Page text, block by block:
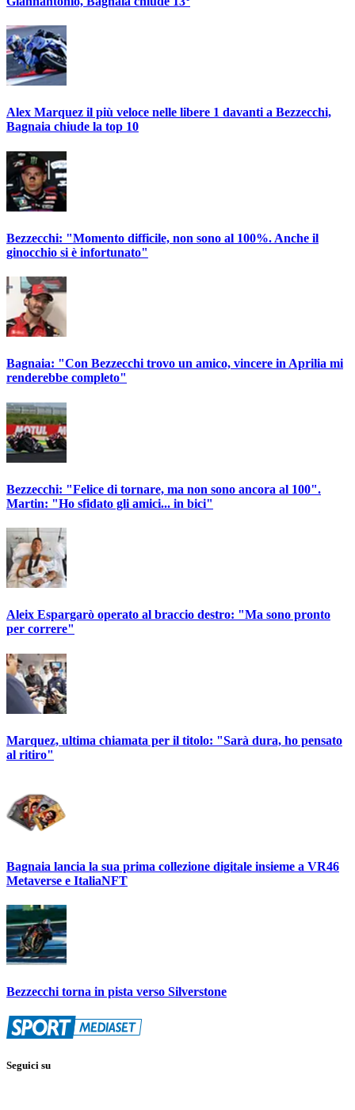
Alex Marquez il più veloce nelle libere 1 davanti a Bezzecchi,
Bagnaia chiude la top 10
Bezzecchi: "Momento difficile, non sono al 100%. Anche il
ginocchio si è infortunato"
Bagnaia: "Con Bezzecchi trovo un amico, vincere in Aprilia mi
renderebbe completo"
Bezzecchi: "Felice di tornare, ma non sono ancora al 100".
Martin: "Ho sfidato gli amici... in bici"
Aleix Espargarò operato al braccio destro: "Ma sono pronto
per correre"
Marquez, ultima chiamata per il titolo: "Sarà dura, ho pensato
al ritiro"
Bagnaia lancia la sua prima collezione digitale insieme a VR46
Metaverse e ItaliaNFT
Bezzecchi torna in pista verso Silverstone
Seguici su